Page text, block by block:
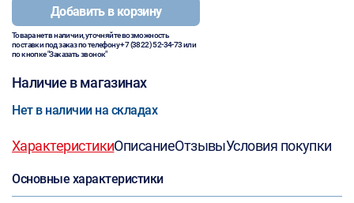
Добавить в корзину
Товара нет в наличии, уточняйте возможность
поставки под заказ по телефону+7 (3822) 52-34-73или
по кнопке "Заказать звонок"
Наличие в магазинах
Нет в наличии на складах
ХарактеристикиОписаниеОтзывыУсловия покупки
Основные характеристики